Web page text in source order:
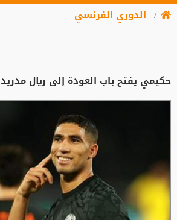
الدوري الفرنسي
حكيمي يفتح باب العودة إلى ريال مدريد